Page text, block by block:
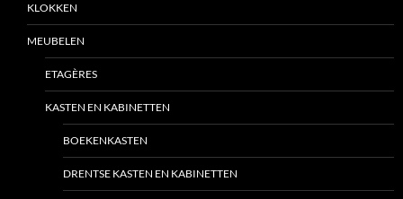
KLOKKEN
MEUBELEN
ETAGÈRES
KASTEN EN KABINETTEN
BOEKENKASTEN
DRENTSE KASTEN EN KABINETTEN